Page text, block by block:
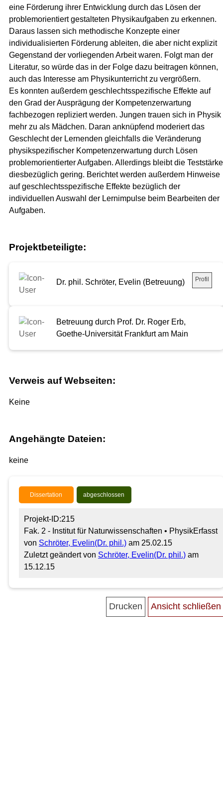
eine Förderung ihrer Entwicklung durch das Lösen der
problemorientiert gestalteten Physikaufgaben zu erkennen.
Daraus lassen sich methodische Konzepte einer
individualisierten Förderung ableiten, die aber nicht explizit
Gegenstand der vorliegenden Arbeit waren. Folgt man der
Literatur, so würde das in der Folge dazu beitragen können,
auch das Interesse am Physikunterricht zu vergrößern.
Es konnten außerdem geschlechtsspezifische Effekte auf
den Grad der Ausprägung der Kompetenzerwartung
fachbezogen repliziert werden. Jungen trauen sich in Physik
mehr zu als Mädchen. Daran anknüpfend moderiert das
Geschlecht der Lernenden gleichfalls die Veränderung
physikspezifischer Kompetenzerwartung durch Lösen
problemorientierter Aufgaben. Allerdings bleibt die Teststärke
diesbezüglich gering. Berichtet werden außerdem Hinweise
auf geschlechtsspezifische Effekte bezüglich der
individuellen Auswahl der Lernimpulse beim Bearbeiten der
Aufgaben.
Projektbeteiligte:
Dr. phil. Schröter, Evelin (Betreuung) Profil
Betreuung durch Prof. Dr. Roger Erb,
Goethe-Universität Frankfurt am Main
Verweis auf Webseiten:
Keine
Angehängte Dateien:
keine
Dissertation abgeschlossen
Projekt-ID:215
Fak. 2 - Institut für Naturwissenschaften • PhysikErfasst
von Schröter, Evelin(Dr. phil.) am 25.02.15
Zuletzt geändert von Schröter, Evelin(Dr. phil.) am
15.12.15